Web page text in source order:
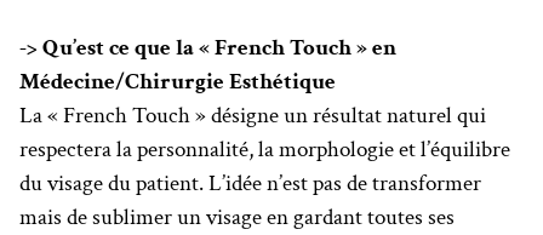
-> Qu’est ce que la « French Touch » en
Médecine/Chirurgie Esthétique
La « French Touch » désigne un résultat naturel qui
respectera la personnalité, la morphologie et l’équilibre
du visage du patient. L’idée n’est pas de transformer
mais de sublimer un visage en gardant toutes ses